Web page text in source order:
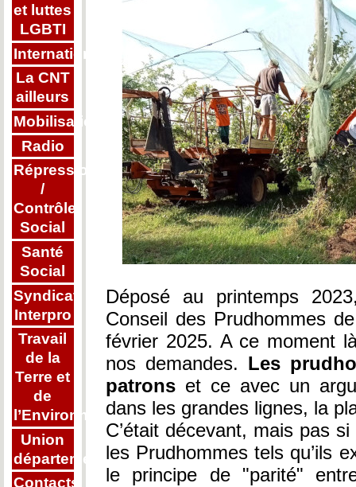
et luttes
LGBTI
Internationalisme
La CNT
ailleurs
Mobilisations
Radio
Répression
/
Contrôle
Social
Santé
Social
Syndicat
Interpro
Travail
de la
Terre et
de
l’Environnement
Union
départementale
Contacts
Déposé au printemps
Conseil des Prudhommes
février 2025. A ce moment
nos demandes. Les
patrons et ce avec un
dans les grandes lignes, la
C’était décevant, mais pas
les Prudhommes tels qu’ils
le principe de "parité"